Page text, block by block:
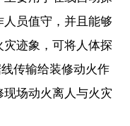
员值守，并且能够
迹象，可将人体探
传输给装修动火作
场动火离人与火灾